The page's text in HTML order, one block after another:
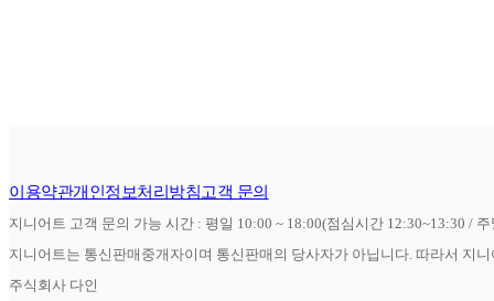
이용약관개인정보처리방침고객 문의
지니어트 고객 문의 가능 시간 : 평일 10:00 ~ 18:00(점심시간 12:30~13:30 /
지니어트는 통신판매중개자이며 통신판매의 당사자가 아닙니다. 따라서 지
주식회사 다인